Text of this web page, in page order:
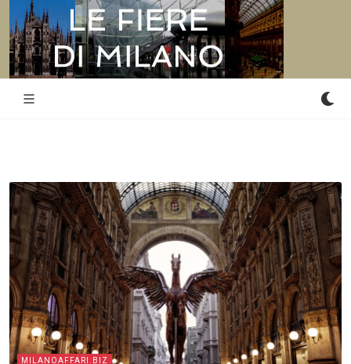
MILANOAFFARI.BIZ